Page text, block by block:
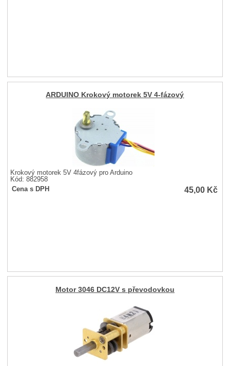
ARDUINO Krokový motorek 5V 4-fázový
Krokový motorek 5V 4fázový pro Arduino
Kód: 882958
Cena s DPH
45,00 Kč
Motor 3046 DC12V s převodovkou